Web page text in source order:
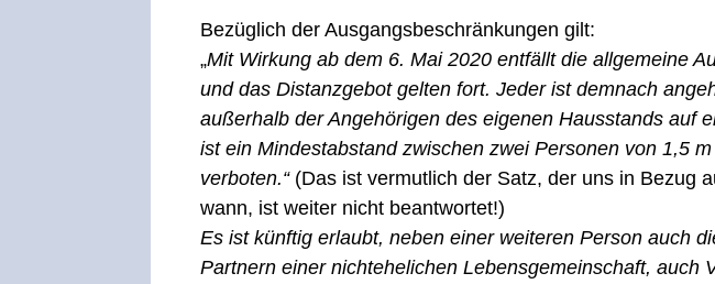
Bezüglich der Ausgangsbeschränkungen gilt:
„Mit Wirkung ab dem 6. Mai 2020 entfällt die allgemeine
und das Distanzgebot gelten fort. Jeder ist demnach
außerhalb der Angehörigen des eigenen Hausstands auf
ist ein Mindestabstand zwischen zwei Personen von 1,5
verboten.“(Das ist vermutlich der Satz, der uns in Bezug
wann, ist weiter nicht beantwortet!)
Es ist künftig erlaubt, neben einer weiteren Person auch
Partnern einer nichtehelichen Lebensgemeinschaft, auch